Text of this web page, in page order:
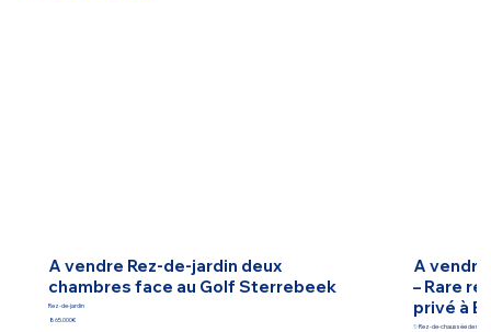
A vendre Rez-de-jardin deux
chambres face au Golf Sterrebeek
Rez-de-jardin
865.000€
A
– Rare
privé à
✨Rez-de-chaussée de